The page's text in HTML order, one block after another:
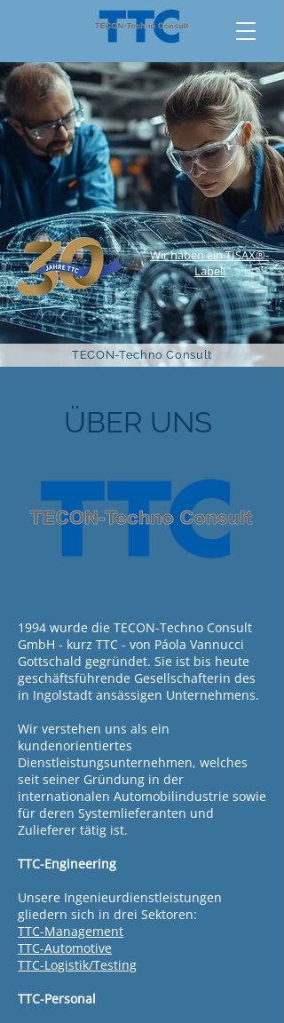
Wir haben ein TISAX®-
Label!
TECON-Techno Consult
ÜBER UNS
1994 wurde die TECON-Techno Consult
GmbH - kurz TTC - von Páola Vannucci
Gottschald gegründet. Sie ist bis heute
geschäftsführende Gesellschafterin des
in Ingolstadt ansässigen Unternehmens.
Wir verstehen uns als ein
kundenorientiertes
Dienstleistungsunternehmen, welches
seit seiner Gründung in der
internationalen Automobilindustrie sowie
für deren Systemlieferanten und
Zulieferer tätig ist.
TTC-Engineering
Unsere Ingenieurdienstleistungen
gliedern sich in drei Sektoren:
TTC-Management
TTC-Automotive
TTC-Logistik/Testing
TTC-Personal